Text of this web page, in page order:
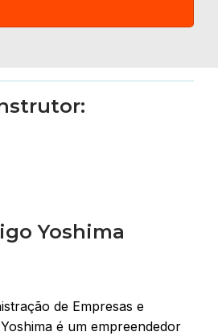
Yoshima
de Empresas e
é um empreendedor